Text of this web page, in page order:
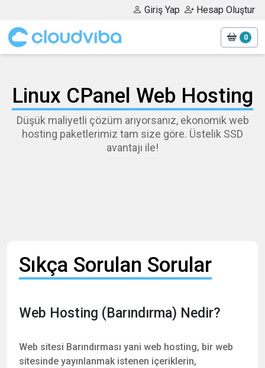
Giriş Yap Hesap Oluştur
0
Linux CPanel Web Hosting
Düşük maliyetli çözüm arıyorsanız, ekonomik web
hosting paketlerimiz tam size göre. Üstelik SSD
avantajı ile!
Sıkça Sorulan Sorular
Web Hosting (Barındırma) Nedir?
Web sitesi Barındırması yani web hosting, bir web
sitesinde yayınlanmak istenen içeriklerin,